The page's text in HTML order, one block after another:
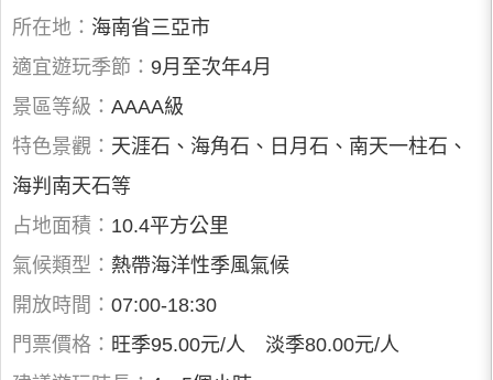
所在地： 海南省三亞市
適宜遊玩季節： 9月至次年4月
景區等級： AAAA級
特色景觀： 天涯石、海角石、日月石、南天一柱石、
海判南天石等
占地面積： 10.4平方公里
氣候類型： 熱帶海洋性季風氣候
開放時間： 07:00-18:30
門票價格： 旺季95.00元/人 淡季80.00元/人